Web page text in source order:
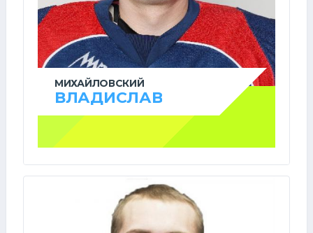
МИХАЙЛОВСКИЙ
ВЛАДИСЛАВ